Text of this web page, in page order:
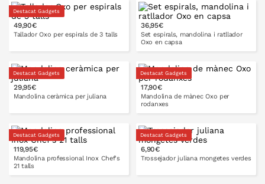
A LA CISTELLA A LA CISTELLA
Destacat Gadgets
49,90€
Tallador Oxo per espirals de 3 talls
A LA CISTELLA
36,95€
Set espirals, mandolina i ratllador
Oxo en capsa
A LA CISTELLA
Destacat Gadgets
29,95€
Mandolina ceràmica per juliana
Destacat Gadgets
17,90€
Mandolina de mànec Oxo per
rodanxes
A LA CISTELLA
Destacat Gadgets
119,95€
Mandolina professional Inox Chef's
21 talls
Destacat Gadgets
6,90€
Trossejador juliana mongetes verdes